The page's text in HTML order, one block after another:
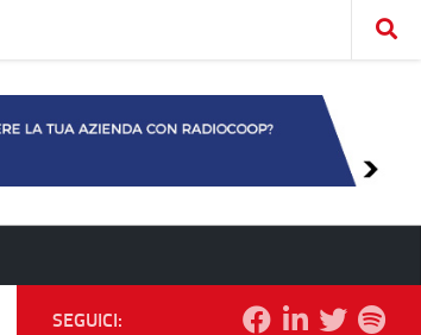
SEGUICI: